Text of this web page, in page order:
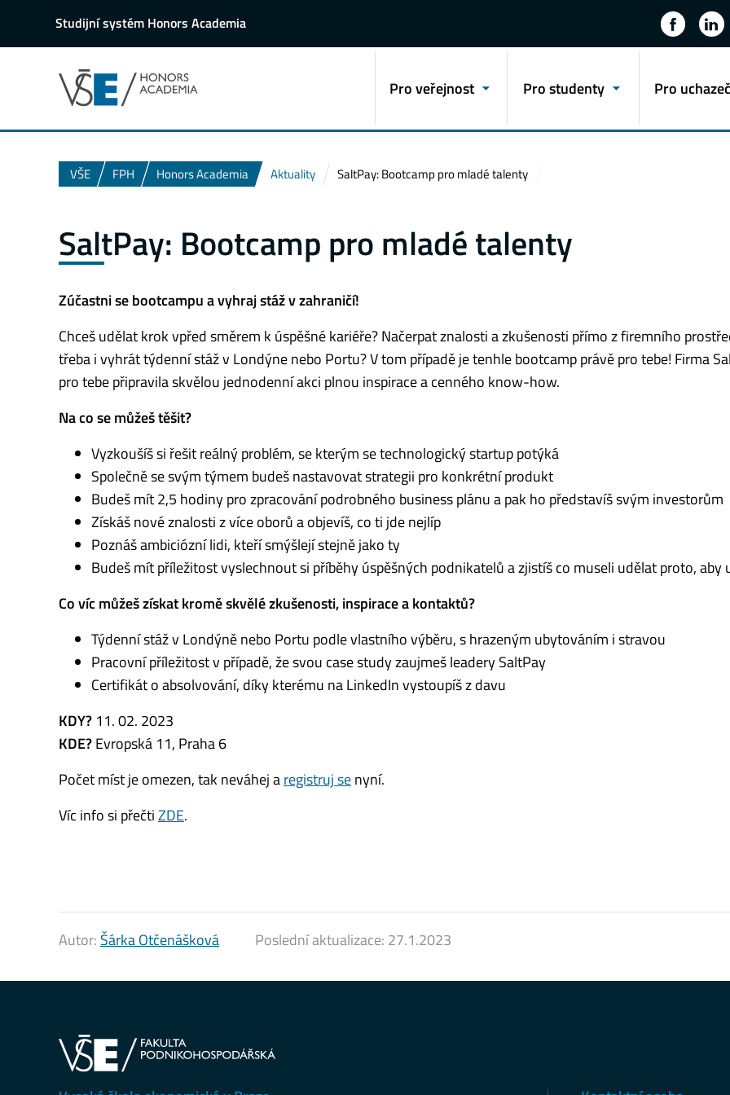
Studijní systém Honors Academia
Pro veřejnost Pro studenty Pro
VŠE FPH Honors Academia Aktuality SaltPay: Bootcamp pro mladé talenty
SaltPay: Bootcamp pro mladé talenty
Zúčastni se bootcampu a vyhraj stáž v zahraničí!
Chceš udělat krok vpřed směrem k úspěšné kariéře? Načerpat znalosti a zkušenosti přímo z firemního
třeba i vyhrát týdenní stáž v Londýne nebo Portu? V tom případě je tenhle bootcamp právě pro tebe! Firma
pro tebe připravila skvělou jednodenní akci plnou inspirace a cenného know-how.
Na co se můžeš těšit?
Vyzkoušíš si řešit reálný problém, se kterým se technologický startup potýká
Společně se svým týmem budeš nastavovat strategii pro konkrétní produkt
Budeš mít 2,5 hodiny pro zpracování podrobného business plánu a pak ho představíš svým investorům
Získáš nové znalosti z více oborů a objevíš, co ti jde nejlíp
Poznáš ambiciózní lidi, kteří smýšlejí stejně jako ty
Budeš mít příležitost vyslechnout si příběhy úspěšných podnikatelů a zjistíš co museli udělat proto, aby
Co víc můžeš získat kromě skvělé zkušenosti, inspirace a kontaktů?
Týdenní stáž v Londýně nebo Portu podle vlastního výběru, s hrazeným ubytováním i stravou
Pracovní příležitost v případě, že svou case study zaujmeš leadery SaltPay
Certifikát o absolvování, díky kterému na LinkedIn vystoupíš z davu
KDY? 11. 02. 2023
KDE?Evropská 11, Praha 6
Počet míst je omezen, tak neváhej aregistruj senyní.
Víc info si přečtiZDE.
Autor: Šárka Otčenášková Poslední aktualizace: 27.1.2023